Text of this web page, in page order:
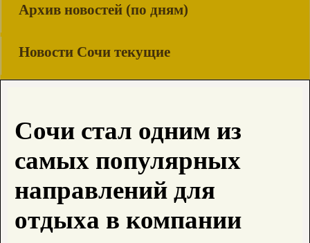
Архив новостей (по дням)
Новости Сочи текущие
Сочи стал одним из
самых популярных
направлений для
отдыха в компании